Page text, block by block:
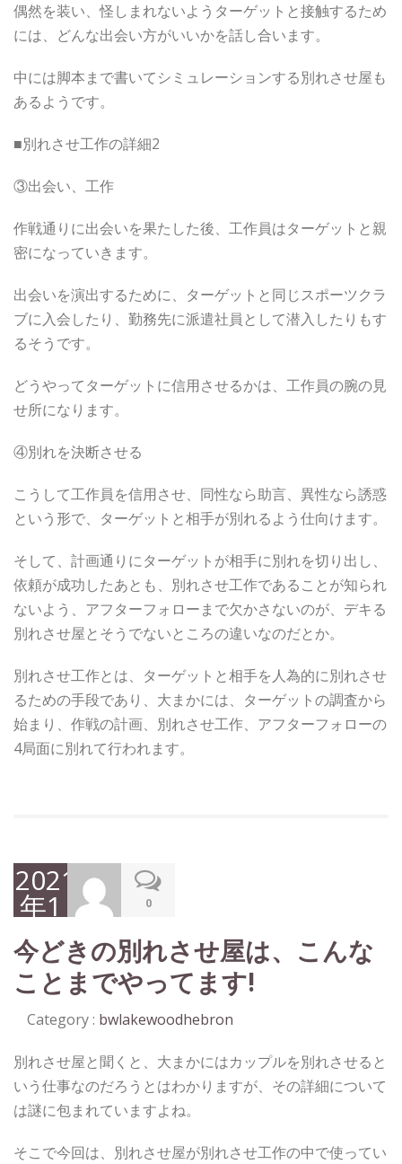
偶然を装い、怪しまれないようターゲットと接触するため
には、どんな出会い方がいいかを話し合います。
中には脚本まで書いてシミュレーションする別れさせ屋も
あるようです。
■別れさせ工作の詳細2
③出会い、工作
作戦通りに出会いを果たした後、工作員はターゲットと親
密になっていきます。
出会いを演出するために、ターゲットと同じスポーツクラ
ブに入会したり、勤務先に派遣社員として潜入したりもす
るそうです。
どうやってターゲットに信用させるかは、工作員の腕の見
せ所になります。
④別れを決断させる
こうして工作員を信用させ、同性なら助言、異性なら誘惑
という形で、ターゲットと相手が別れるよう仕向けます。
そして、計画通りにターゲットが相手に別れを切り出し、
依頼が成功したあとも、別れさせ工作であることが知られ
ないよう、アフターフォローまで欠かさないのが、デキる
別れさせ屋とそうでないところの違いなのだとか。
別れさせ工作とは、ターゲットと相手を人為的に別れさせ
るための手段であり、大まかには、ターゲットの調査から
始まり、作戦の計画、別れさせ工作、アフターフォローの
4局面に別れて行われます。
2021
年1
月
22
日
0
今どきの別れさせ屋は、こんな
ことまでやってます!
Category : bwlakewoodhebron
別れさせ屋と聞くと、大まかにはカップルを別れさせると
いう仕事なのだろうとはわかりますが、その詳細について
は謎に包まれていますよね。
そこで今回は、別れさせ屋が別れさせ工作の中で使ってい